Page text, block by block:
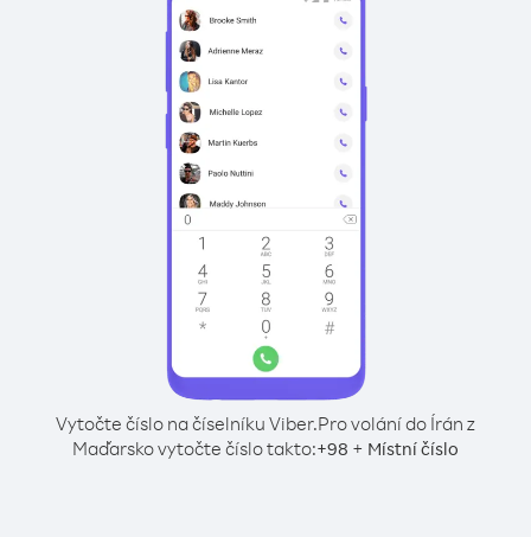
Vytočte číslo na číselníku Viber.Pro volání do Írán z
Maďarsko vytočte číslo takto:+98 + Místní číslo